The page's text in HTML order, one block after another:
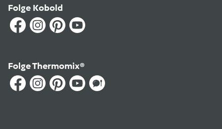
Folge Kobold
Folge Thermomix®